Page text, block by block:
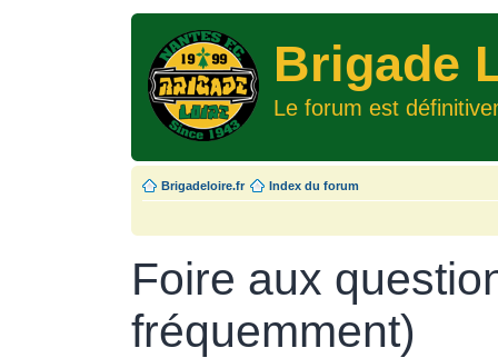
Brigade
Le forum est
Brigadeloire.fr Index du forum
Foire aux
fréquemment)